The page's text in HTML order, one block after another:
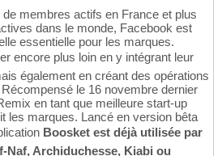
membres actifs en France et plus
dans le monde, Facebook est
essentielle pour les marques.
encore plus loin en y intégrant leur
également en créant des opérations
le 16 novembre dernier
en tant que meilleure start-up
les marques. Lancé en version bêta
Boosket est déjà utilisée par
Naf, Archiduchesse, Kiabi ou